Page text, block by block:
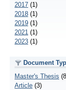
2017 (1)
2018 (1)
2019 (1)
2021 (1)
2023 (1)
Document
Master's Thesis
Article (3)